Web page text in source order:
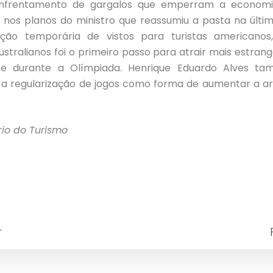
de gargalos que emperram a
planos do ministro que reassumiu a pasta na
temporária de vistos para turistas
foi o primeiro passo para atrair mais
durante a Olímpiada. Henrique Eduardo Alves
regularização de jogos como forma de aumentar a
do Turismo